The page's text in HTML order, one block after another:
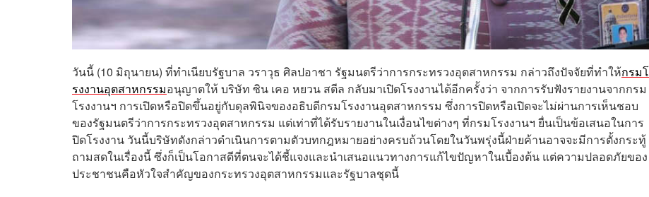
วันนี้ (10 มิถุนายน) ที่ทำเนียบรัฐบาล วราวุธ ศิลปอาชา รัฐมนตรีว่าการกระทรวงอุตสาหกรรม กล่าวถึงปัจจัยที่ทำให้กรมโ
รงงานอุตสาหกรรมอนุญาตให้ บริษัท ซิน เคอ หยวน สตีล กลับมาเปิดโรงงานได้อีกครั้งว่า จากการรับฟังรายงานจากกรม
โรงงานฯ การเปิดหรือปิดขึ้นอยู่กับดุลพินิจของอธิบดีกรมโรงงานอุตสาหกรรม ซึ่งการปิดหรือเปิดจะไม่ผ่านการเห็นชอบ
ของรัฐมนตรีว่าการกระทรวงอุตสาหกรรม แต่เท่าที่ได้รับรายงานในเงื่อนไขต่างๆ ที่กรมโรงงานฯ ยื่นเป็นข้อเสนอในการ
ปิดโรงงาน วันนี้บริษัทดังกล่าวดำเนินการตามตัวบทกฎหมายอย่างครบถ้วนโดยในวันพรุ่งนี้ฝ่ายค้านอาจจะมีการตั้งกระทู้
ถามสดในเรื่องนี้ ซึ่งก็เป็นโอกาสดีที่ตนจะได้ชี้แจงและนำเสนอแนวทางการแก้ไขปัญหาในเบื้องต้น แต่ความปลอดภัยของ
ประชาชนคือหัวใจสำคัญของกระทรวงอุตสาหกรรมและรัฐบาลชุดนี้